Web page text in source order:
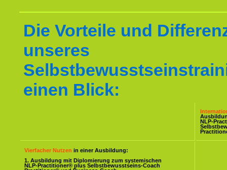
Die Vorteile und
unseres
einen Blick:
NLP-
Vierfacher Nutzen in einer Ausbildung:
1. Ausbildung mit Diplomierung zum systemischen
NLP-Practitioner® plus Selbstbewusstseins-Coach